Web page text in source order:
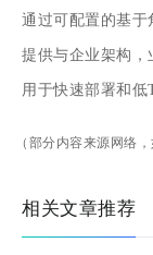
通过可配置的基于
提供与企业架构，
用于快速部署和低
（部分内容来源网络
相关文章推荐